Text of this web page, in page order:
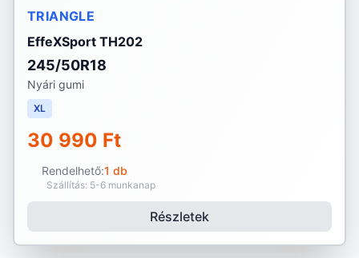
TRIANGLE
EffeXSport TH202
245/50R18
Nyári gumi
XL
30 990 Ft
Rendelhető:1 db
Szállítás: 5-6 munkanap
Részletek